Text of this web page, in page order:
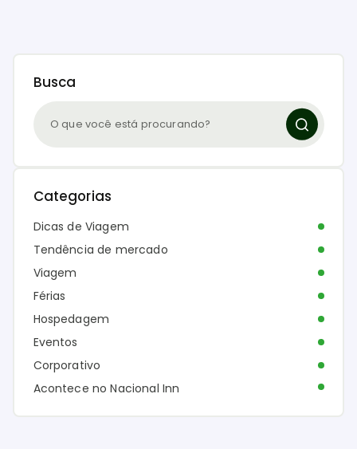
Busca
Categorias
Dicas de Viagem
Tendência de mercado
Viagem
Férias
Hospedagem
Eventos
Corporativo
Acontece no Nacional Inn